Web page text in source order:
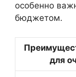
особенно
бюджетом.
для